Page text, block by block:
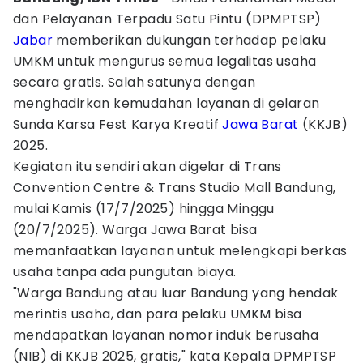
dan Pelayanan Terpadu Satu Pintu (DPMPTSP)
Jabar memberikan dukungan terhadap pelaku
UMKM untuk mengurus semua legalitas usaha
secara gratis. Salah satunya dengan
menghadirkan kemudahan layanan di gelaran
Sunda Karsa Fest Karya KreatifJawa Barat (KKJB)
2025.
Kegiatan itu sendiri akan digelar di Trans
Convention Centre & Trans Studio Mall Bandung,
mulai Kamis (17/7/2025) hingga Minggu
(20/7/2025). Warga Jawa Barat bisa
memanfaatkan layanan untuk melengkapi berkas
usaha tanpa ada pungutan biaya.
"Warga Bandung atau luar Bandung yang hendak
merintis usaha, dan para pelaku UMKM bisa
mendapatkan layanan nomor induk berusaha
(NIB) di KKJB 2025, gratis," kata Kepala DPMPTSP